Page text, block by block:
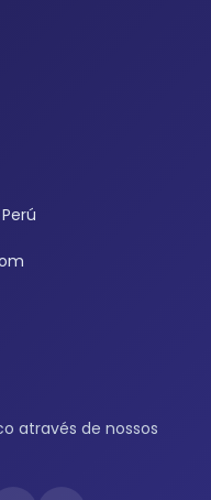
através de nossos